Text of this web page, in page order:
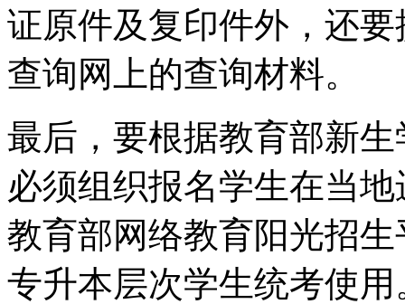
证原件及复印件外，还
查询网上的查询材料。
最后，要根据教育部新
必须组织报名学生在当
教育部网络教育阳光招
专升本层次学生统考使用